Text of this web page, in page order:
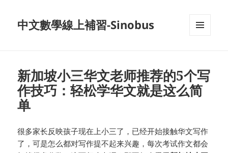
中文數學線上補習-Sinobus
新加坡小三华文老师推荐的5个写
作技巧：轻松学华文就是这么简
单
很多家长反映孩子现在上小三了，已经开始接触华文写作
了，可是怎么都对写作提不起来兴趣，每次考试作文都会